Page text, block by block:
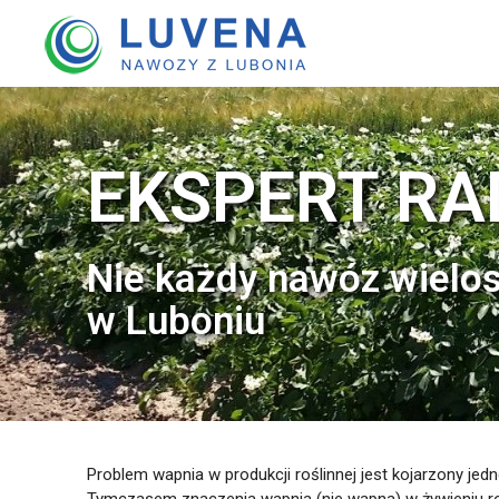
EKSPERT
Nie każdy nawóz
w Luboniu
Problem wapnia w produkcji roślinnej jest kojarzony